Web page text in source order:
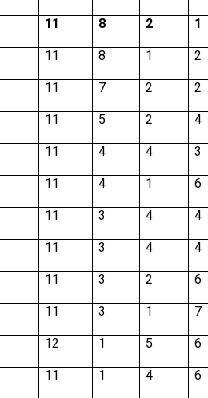
11 8 2 1
11 8 1 2
11 7 2 2
11 5 2 4
11 4 4 3
11 4 1 6
11 3 4 4
11 3 4 4
11 3 2 6
11 3 1 7
12 1 5 6
11 1 4 6